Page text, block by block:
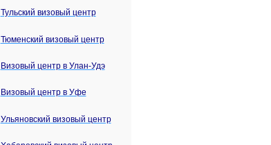
Тульский визовый центр
Тюменский визовый центр
Визовый центр в Улан-Удэ
Визовый центр в Уфе
Ульяновский визовый центр